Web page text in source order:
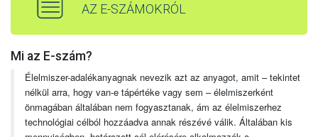
AZ E-SZÁMOKRÓL
Mi az E-szám?
Élelmiszer-adalékanyagnak nevezik azt az anyagot, amit – tekintet
nélkül arra, hogy van-e tápértéke vagy sem – élelmiszerként
önmagában általában nem fogyasztanak, ám az élelmiszerhez
technológiai célból hozzáadva annak részévé válik. Általában kis